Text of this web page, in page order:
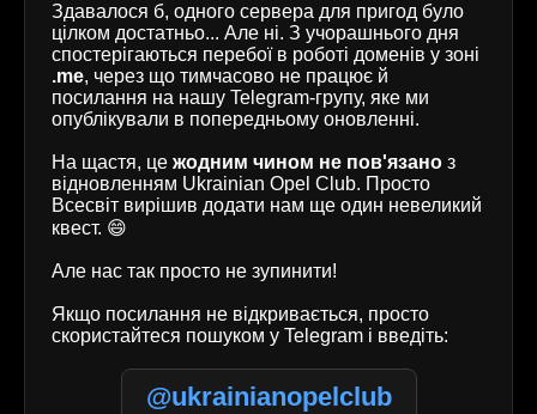
Здавалося б, одного сервера для пригод було
цілком достатньо... Але ні. З учорашнього дня
спостерігаються перебої в роботі доменів у зоні
.me, через що тимчасово не працює й
посилання на нашу Telegram-групу, яке ми
опублікували в попередньому оновленні.
На щастя, це жодним чином не пов'язано з
відновленням Ukrainian Opel Club. Просто
Всесвіт вирішив додати нам ще один невеликий
квест. 😄
Але нас так просто не зупинити!
Якщо посилання не відкривається, просто
скористайтеся пошуком у Telegram і введіть:
@ukrainianopelclub